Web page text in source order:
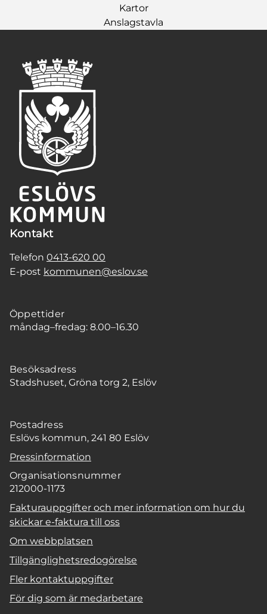
Kartor
Anslagstavla
Kontakt
Telefon 0413-620 00
E-post kommunen@eslov.se
Öppettider
måndag–fredag: 8.00–16.30
Besöksadress
Stadshuset, Gröna torg 2, Eslöv
Postadress
Eslövs kommun, 241 80 Eslöv
Pressinformation
Organisationsnummer
212000-1173
Fakturauppgifter och mer information om hur du
skickar e-faktura till oss
Om webbplatsen
Tillgänglighetsredogörelse
Fler kontaktuppgifter
För dig som är medarbetare